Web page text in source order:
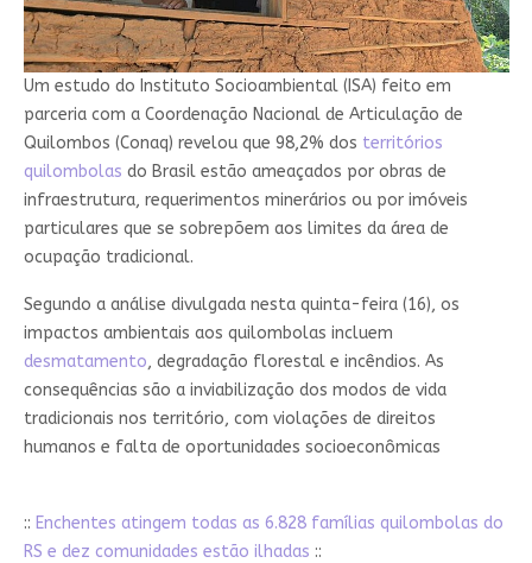
Um estudo do Instituto Socioambiental (ISA) feito em
parceria com a Coordenação Nacional de Articulação de
Quilombos (Conaq) revelou que 98,2% dos territórios
quilombolas do Brasil estão ameaçados por obras de
infraestrutura, requerimentos minerários ou por imóveis
particulares que se sobrepõem aos limites da área de
ocupação tradicional.
Segundo a análise divulgada nesta quinta-feira (16), os
impactos ambientais aos quilombolas incluem
desmatamento, degradação florestal e incêndios. As
consequências são a inviabilização dos modos de vida
tradicionais nos território, com violações de direitos
humanos e falta de oportunidades socioeconômicas
:: Enchentes atingem todas as 6.828 famílias quilombolas do
RS e dez comunidades estão ilhadas ::